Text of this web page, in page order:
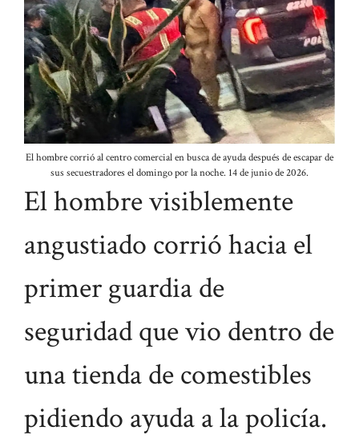
El hombre corrió al centro comercial en busca de ayuda después de escapar de
sus secuestradores el domingo por la noche. 14 de junio de 2026.
El hombre visiblemente
angustiado corrió hacia el
primer guardia de
seguridad que vio dentro de
una tienda de comestibles
pidiendo ayuda a la policía.